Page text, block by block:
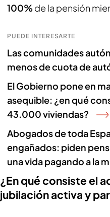
100%de la pensión
PUEDE INTERESARTE
Las comunidades
menos de cuota de
El Gobierno pone en
asequible: ¿en qué
43.000 viviendas?
Abogados de toda
engañados: piden
una vida pagando a la
¿En qué consiste el
jubilación activa y